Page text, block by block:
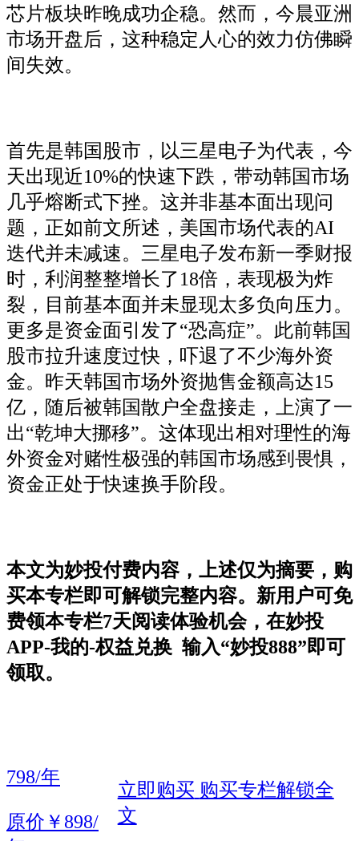
芯片板块昨晚成功企稳。然而，今晨亚洲
市场开盘后，这种稳定人心的效力仿佛瞬
间失效。
首先是韩国股市，以三星电子为代表，今
天出现近10%的快速下跌，带动韩国市场
几乎熔断式下挫。这并非基本面出现问
题，正如前文所述，美国市场代表的AI
迭代并未减速。三星电子发布新一季财报
时，利润整整增长了18倍，表现极为炸
裂，目前基本面并未显现太多负向压力。
更多是资金面引发了“恐高症”。此前韩国
股市拉升速度过快，吓退了不少海外资
金。昨天韩国市场外资抛售金额高达15
亿，随后被韩国散户全盘接走，上演了一
出“乾坤大挪移”。这体现出相对理性的海
外资金对赌性极强的韩国市场感到畏惧，
资金正处于快速换手阶段。
本文为妙投付费内容，上述仅为摘要，购
买本专栏即可解锁完整内容。新用户可免
费领本专栏7天阅读体验机会，在妙投
APP-我的-权益兑换 输入“妙投888”即可
领取。
798/年
原价￥898/
立即购买 购买专栏解锁全
文